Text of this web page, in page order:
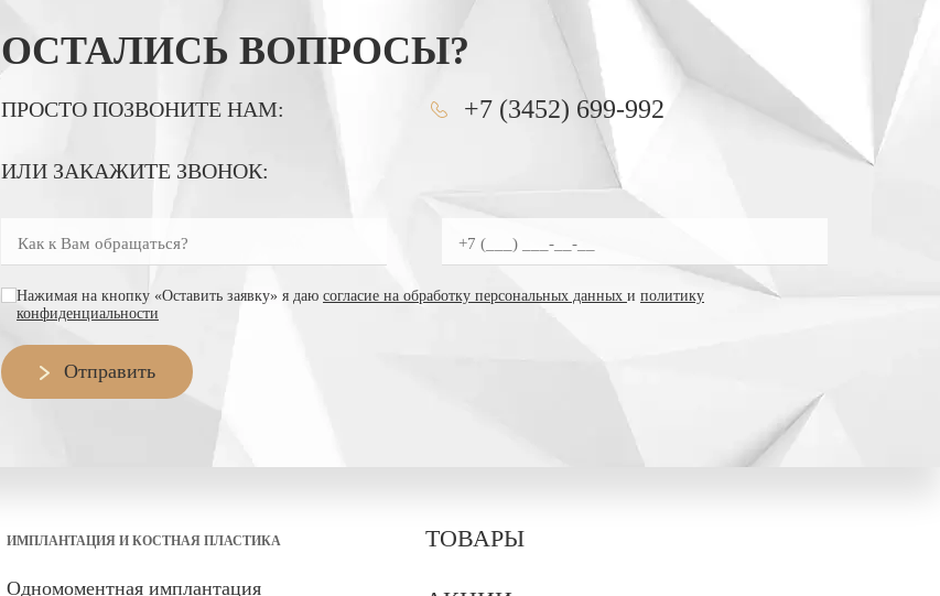
ОСТАЛИСЬ ВОПРОСЫ?
ПРОСТО ПОЗВОНИТЕ НАМ: +7 (3452) 699-992
ИЛИ ЗАКАЖИТЕ ЗВОНОК:
согласие на обработку персональных данных
Нажимая на кнопку «Оставить заявку» я даю согласие на обработку персональных данных и политику
конфиденциальности
Отправить
ИМПЛАНТАЦИЯ И КОСТНАЯ ПЛАСТИКА
Одномоментная имплантация
ТОВАРЫ